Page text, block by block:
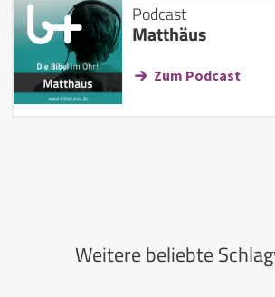
Podcast
Matthäus
Zum Podcast
Weitere beliebte